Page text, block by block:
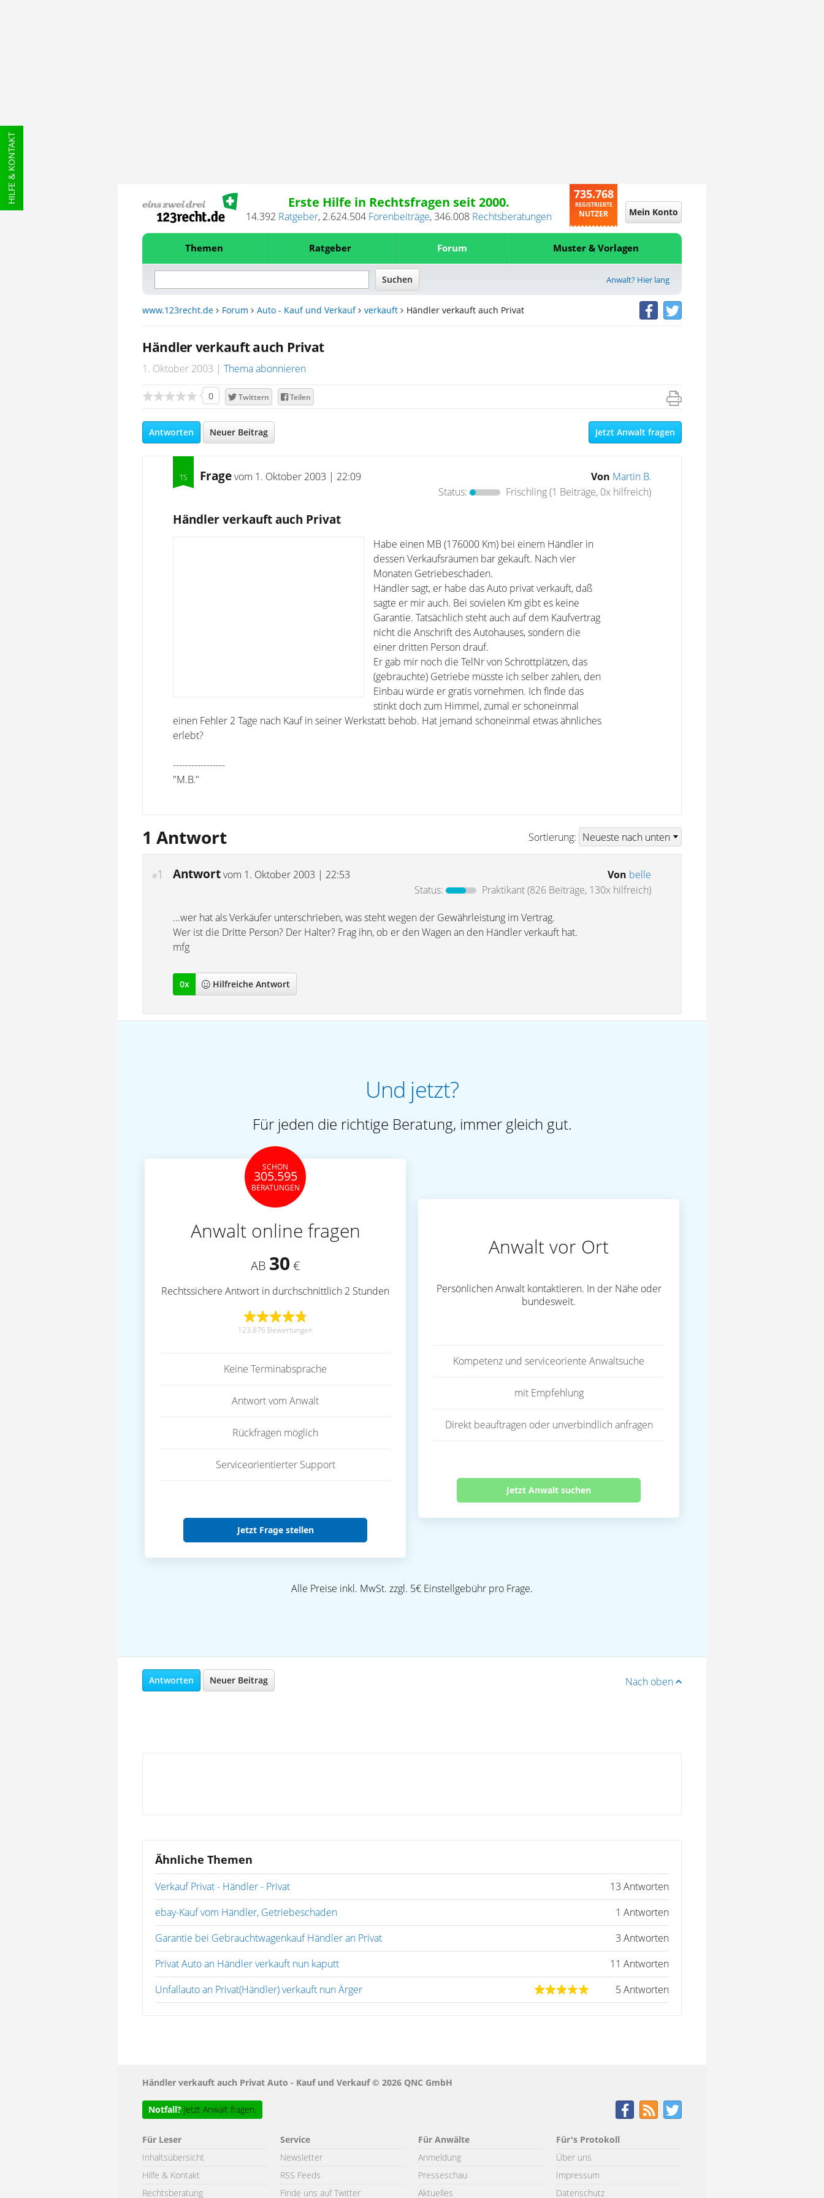
HILFE & KONTAKT Erste Hilfe in Rechtsfragen seit 2000.
14.392 Ratgeber, 2.624.504 Forenbeiträge,346.008 Rechtsberatungen
735.768
REGISTRIERTE
NUTZER Mein Konto
Themen Ratgeber Forum Muster & Vorlagen
Anwalt? Hier lang
www.123recht.de Forum Auto - Kauf und Verkauf verkauft Händler verkauft auch Privat
Händler verkauft auch Privat
1. Oktober 2003 Thema abonnieren
0 Twittern Teilen
Antworten Neuer Beitrag Jetzt Anwalt fragen
Fragevom 1. Oktober 2003 | 22:09 Von Martin B.
Status:
Frischling(1 Beiträge, 0x hilfreich)
Händler verkauft auch Privat
Habe einen MB (176000 Km) bei einem Händler in
dessen Verkaufsräumen bar gekauft. Nach vier
Monaten Getriebeschaden.
Händler sagt, er habe das Auto privat verkauft, daß
sagte er mir auch. Bei sovielen Km gibt es keine
Garantie. Tatsächlich steht auch auf dem Kaufvertrag
nicht die Anschrift des Autohauses, sondern die
einer dritten Person drauf.
Er gab mir noch die TelNr von Schrottplätzen, das
(gebrauchte) Getriebe müsste ich selber zahlen, den
Einbau würde er gratis vornehmen. Ich finde das
stinkt doch zum Himmel, zumal er schoneinmal
einen Fehler 2 Tage nach Kauf in seiner Werkstatt behob. Hat jemand schoneinmal etwas ähnliches
erlebt?
-----------------
"M.B."
1 Antwort Sortierung:
#1 Antwortvom 1. Oktober 2003 | 22:53 Von belle
Status:
Praktikant(826 Beiträge, 130x hilfreich)
...wer hat als Verkäufer unterschrieben, was steht wegen der Gewährleistung im Vertrag.
Wer ist die Dritte Person? Der Halter? Frag ihn, ob er den Wagen an den Händler verkauft hat.
mfg
0x Hilfreiche Antwort
Und jetzt?
Für jeden die richtige Beratung, immer gleich gut.
SCHON
305.595
BERATUNGEN
Anwalt online fragen
AB 30 €
Rechtssichere Antwort in durchschnittlich 2 Stunden
123.876 Bewertungen
Keine Terminabsprache
Antwort vom Anwalt
Rückfragen möglich
Serviceorientierter Support
Jetzt Frage stellen
Anwalt vor Ort
Persönlichen Anwalt kontaktieren. In der Nähe oder
bundesweit.
Kompetenz und serviceoriente Anwaltsuche
mit Empfehlung
Direkt beauftragen oder unverbindlich anfragen
Jetzt Anwalt suchen
Alle Preise inkl. MwSt. zzgl. 5€ Einstellgebühr pro Frage.
Nach oben
Antworten Neuer Beitrag
Ähnliche Themen
Verkauf Privat - Händler - Privat
13 Antworten
ebay-Kauf vom Händler, Getriebeschaden
1 Antworten
Garantie bei Gebrauchtwagenkauf Händler an Privat
3 Antworten
Privat Auto an Händler verkauft nun kaputt
11 Antworten
Unfallauto an Privat(Händler) verkauft nun Ärger
5 Antworten
Händler verkauft auch Privat Auto - Kauf und Verkauf © 2026 QNC GmbH
Notfall? Jetzt Anwalt fragen.
Für Leser
Inhaltsübersicht
Hilfe & Kontakt
Rechtsberatung
Service
Newsletter
RSS Feeds
Finde uns auf Twitter
Für Anwälte
Anmeldung
Presseschau
Aktuelles
Für's Protokoll
Über uns
Impressum
Datenschutz